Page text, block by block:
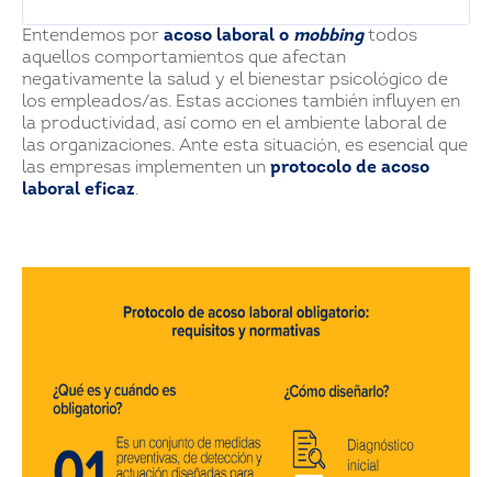
Entendemos por acoso laboral o mobbingtodos
aquellos comportamientos que afectan
negativamente la salud y el bienestar psicológico de
los empleados/as. Estas acciones también influyen en
la productividad, así como en el ambiente laboral de
las organizaciones. Ante esta situación, es esencial que
las empresas implementen un protocolo de acoso
laboral eficaz.